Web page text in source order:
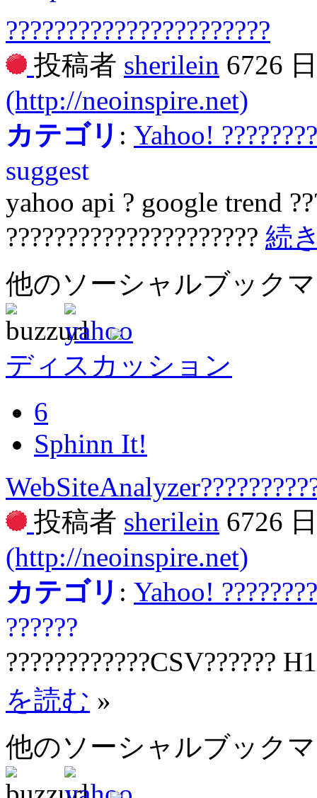
??????????????????????
投稿者 sherilein 6726
(http://neoinspire.net)
カテゴリ : Yahoo! ????????
suggest
yahoo api ? google trend
????????????????????? 続
他のソーシャルブック
ディスカッション
6
Sphinn It!
投稿者 sherilein 6726
(http://neoinspire.net)
カテゴリ : Yahoo! ????????
??????
????????????CSV??????
を読む »
他のソーシャルブック